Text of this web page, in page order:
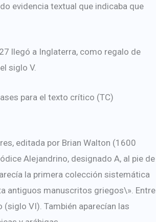
evidencia textual que indicaba que
llegó a Inglaterra, como regalo de
siglo V.
para el texto crítico (TC)
editada por Brian Walton (1600
Alejandrino, designado A, al pie de
la primera colección sistemática
antiguos manuscritos griegos\». Entre
VI). También aparecían las